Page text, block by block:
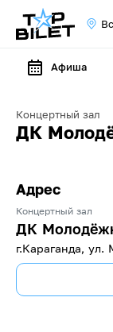
Афиша
Концертный зал
ДК
Адрес
Концертный зал
ДК
г.Караганда, ул.